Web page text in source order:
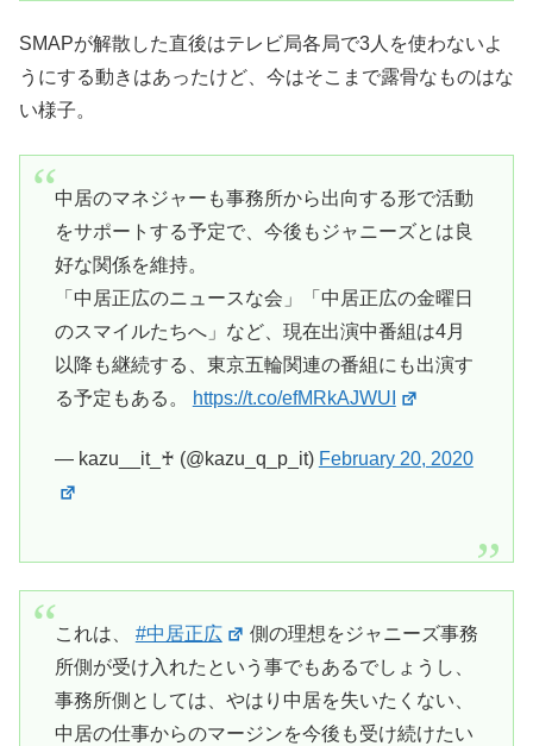
SMAPが解散した直後はテレビ局各局で3人を使わないよ
うにする動きはあったけど、今はそこまで露骨なものはな
い様子。
中居のマネジャーも事務所から出向する形で活動
をサポートする予定で、今後もジャニーズとは良
好な関係を維持。
「中居正広のニュースな会」「中居正広の金曜日
のスマイルたちへ」など、現在出演中番組は4月
以降も継続する、東京五輪関連の番組にも出演す
る予定もある。
https://t.co/efMRkAJWUI
— kazu__it_♰ (@kazu_q_p_it) February 20, 2020
これは、 #中居正広
側の理想をジャニーズ事務
所側が受け入れたという事でもあるでしょうし、
事務所側としては、やはり中居を失いたくない、
中居の仕事からのマージンを今後も受け続けたい